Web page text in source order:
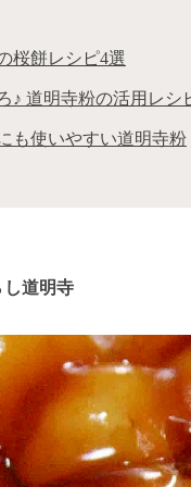
桜餅レシピ4選
♪ 道明寺粉の活用レシ
も使いやすい道明寺粉
道明寺